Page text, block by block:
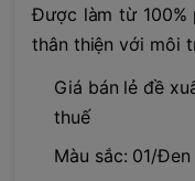
Được làm từ 100%
thân thiện với môi
Giá bán lẻ đề
thuế
Màu sắc: 01/Đen